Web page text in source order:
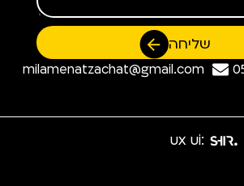
שליחה
milamenatzachat@gmail.com
:ux ui